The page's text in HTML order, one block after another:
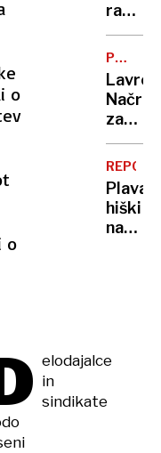
o
o
elodajalce
in
sindikate
za
v 21.
raketa,
ki
lahko
leti
3000
v
Rusijo
ZA
MIR
Lavrov:
za
Putina
in
še
ni.
kis
hiški
na